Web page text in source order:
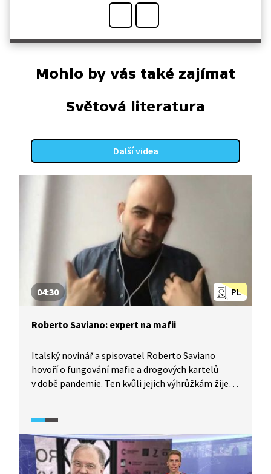
Mohlo by vás také zajímat
Světová literatura
Další videa
PL
04:30
Roberto Saviano: expert na mafii
Italský novinář a spisovatel Roberto Saviano
hovoří o fungování mafie a drogových kartelů
v době pandemie. Ten kvůli jejich výhrůžkám žije
již od dob Československa. Distribuce drog
probíhá v pandemii skrze poslíčky, kteří doručují
jídlo. A jaké jsou drogy pandemie? Marihuana
a heroin. Přepravují se v pneumatikách kamionů,